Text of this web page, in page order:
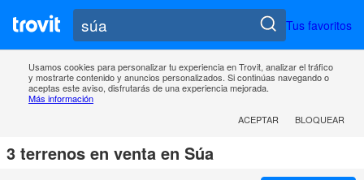
Tus favoritos
Usamos cookies para personalizar tu experiencia en Trovit, analizar el tráfico
y mostrarte contenido y anuncios personalizados. Si continúas navegando o
aceptas este aviso, disfrutarás de una experiencia mejorada.
Más información
ACEPTAR
BLOQUEAR
3 terrenos en venta en Súa